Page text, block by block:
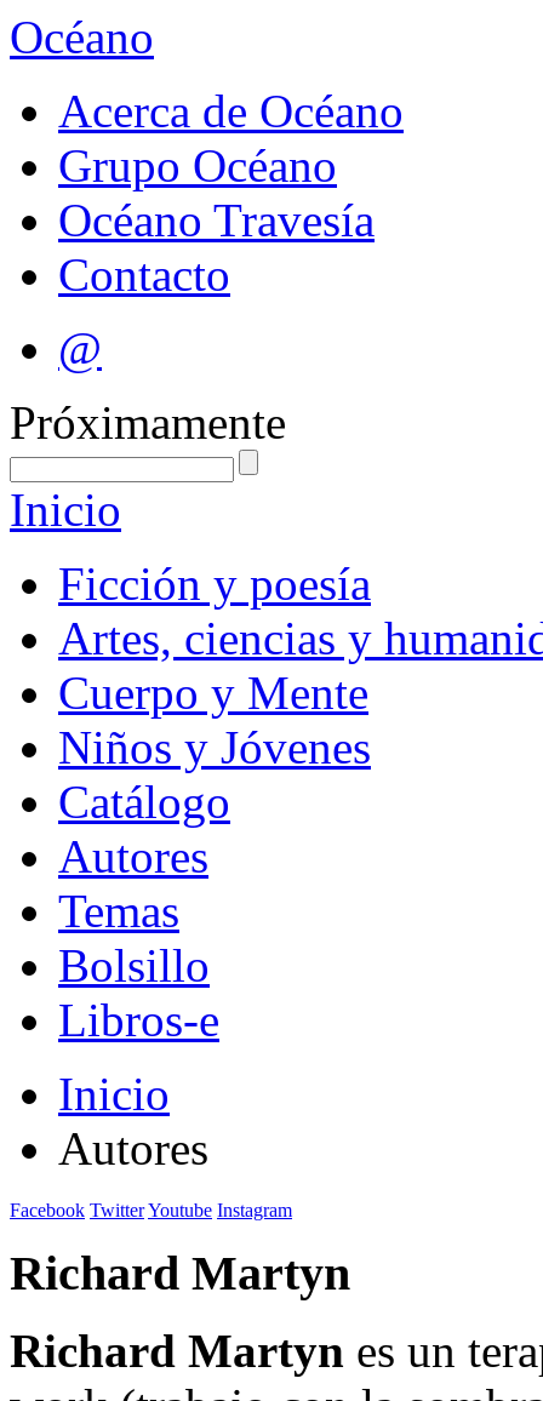
Océano
Acerca de Océano
Grupo Océano
Océano Travesía
Contacto
@
Próximamente
Inicio
Ficción y poesía
Artes, ciencias y
Cuerpo y Mente
Niños y Jóvenes
Catálogo
Autores
Temas
Bolsillo
Libros-e
Inicio
Autores
Facebook TwitterYoutube Instagram
Richard Martyn
Richard Martyn es un